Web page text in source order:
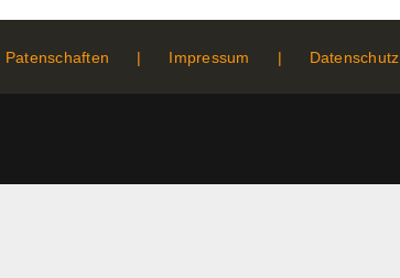
Patenschaften Impressum Datenschutz